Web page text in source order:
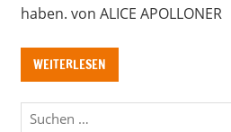
haben. von ALICE APOLLONER
WEITERLESEN